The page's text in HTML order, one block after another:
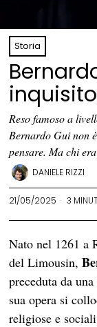
Storia
Reso famoso a
Bernardo Gui non
pensare. Ma chi
DANIELE RIZZI
21/05/2025 3
Nato nel 1261 a
del Limousin,
preceduta da
sua opera si
religiose e